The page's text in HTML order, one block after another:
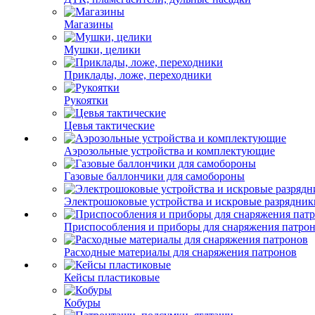
Магазины
Мушки, целики
Приклады, ложе, переходники
Рукоятки
Цевья тактические
Аэрозольные устройства и комплектующие
Газовые баллончики для самобороны
Электрошоковые устройства и искровые
Приспособления и приборы для снаряжения
Расходные материалы для снаряжения патронов
Кейсы пластиковые
Кобуры